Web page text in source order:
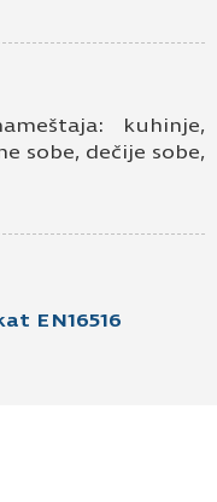
putem
kuhinje,
sobe, dečije sobe,
EN16516